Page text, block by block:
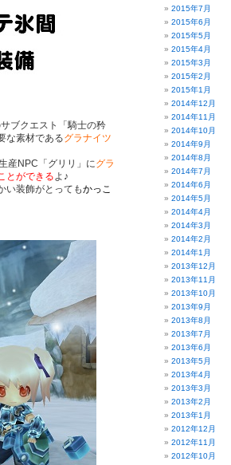
ブクエスト「騎士の矜
な素材であるグラナイツ
産NPC「グリリ」にグラ
とができるよ♪
い装飾がとってもかっこ
2015年7月
2015年6月
2015年5月
2015年4月
2015年3月
2015年2月
2015年1月
2014年12月
2014年11月
2014年10月
2014年9月
2014年8月
2014年7月
2014年6月
2014年5月
2014年4月
2014年3月
2014年2月
2014年1月
2013年12月
2013年11月
2013年10月
2013年9月
2013年8月
2013年7月
2013年6月
2013年5月
2013年4月
2013年3月
2013年2月
2013年1月
2012年12月
2012年11月
2012年10月